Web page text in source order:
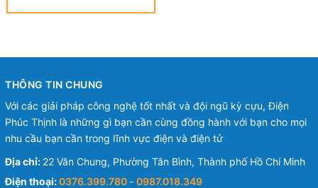
THÔNG TIN CHUNG
Với các giải pháp công nghệ tốt nhất và đội ngũ kỳ cựu, Điện
Phúc Thịnh là những gì bạn cần cùng đồng hành với bạn cho mọi
nhu cầu bạn cần trong lĩnh vực điện và điện tử
Địa chỉ: 22 Văn Chung, Phường Tân Bình, Thành phố Hồ Chí Minh
Điện thoại:0376.399.780 - 0987.018.349